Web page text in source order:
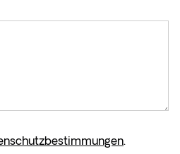
.